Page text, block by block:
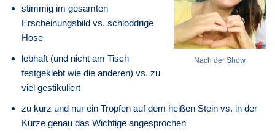
Nach der Show
stimmig im gesamten
Erscheinungsbild vs. schloddrige
Hose
lebhaft (und nicht am Tisch
festgeklebt wie die anderen) vs. zu
viel gestikuliert
zu kurz und nur ein Tropfen auf dem heißen Stein vs. in der
Kürze genau das Wichtige angesprochen